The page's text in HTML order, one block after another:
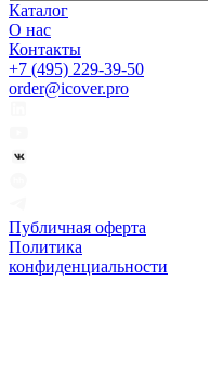
Каталог
О нас
Контакты
+7 (495) 229-39-50
order@icover.pro
Публичная оферта
Политика
конфиденциальности